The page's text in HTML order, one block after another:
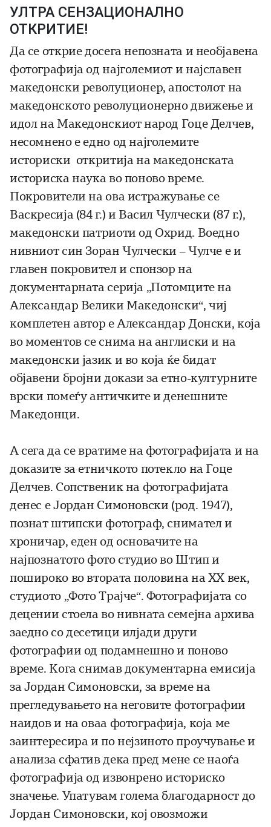
УЛТРА СЕНЗАЦИОНАЛНО
ОТКРИТИЕ!
Да се открие досега непозната и необјавена
фотографија од најголемиот и најславен
македонски револуционер, апостолот на
македонското револуционерно движење и
идол на Македонскиот народ Гоце Делчев,
несомнено е едно од најголемите
историски откритија на македонската
историска наука во поново време.
Покровители на ова истражување се
Васкресија (84 г.) и Васил Чулчески (87 г.),
македонски патриоти од Охрид. Воедно
нивниот син Зоран Чулчески – Чулче е и
главен покровител и спонзор на
документарната серија „Потомците на
Александар Велики Македонски“, чиј
комплетен автор е Александар Донски, која
во моментов се снима на англиски и на
македонски јазик и во која ќе бидат
објавени бројни докази за етно-културните
врски помеѓу античките и денешните
Македонци.
А сега да се вратиме на фотографијата и на
доказите за етничкото потекло на Гоце
Делчев. Сопственик на фотографијата
денес е Јордан Симоновски (род. 1947),
познат штипски фотограф, снимател и
хроничар, еден од основачите на
најпознатото фото студио во Штип и
пошироко во втората половина на XX век,
студиото „Фото Трајче“. Фотографијата со
децении стоела во нивната семејна архива
заедно со десетици илјади други
фотографии од подамнешно и поново
време. Кога снимав документарна емисија
за Јордан Симоновски, за време на
прегледувањето на неговите фотографии
наидов и на оваа фотографија, која ме
заинтересира и по нејзиното проучување и
анализа сфатив дека пред мене се наоѓа
фотографија од извонрено историско
значење. Упатувам голема благодарност до
Јордан Симоновски, кој овозможи